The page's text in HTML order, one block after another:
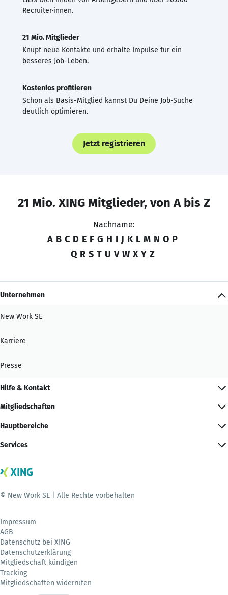
Recruiter·innen.
21 Mio. Mitglieder
Knüpf neue Kontakte und erhalte Impulse für ein
besseres Job-Leben.
Kostenlos profitieren
Schon als Basis-Mitglied kannst Du Deine Job-Suche
deutlich optimieren.
Jetzt registrieren
21 Mio. XING Mitglieder, von A bis Z
Nachname:
A B C D E F G H I J K L M N O P
Q R S T U V W X Y Z
Unternehmen
New Work SE
Karriere
Presse
Hilfe & Kontakt
Mitgliedschaften
Hauptbereiche
Services
© New Work SE | Alle Rechte vorbehalten
Impressum
AGB
Datenschutz bei XING
Datenschutzerklärung
Mitgliedschaft kündigen
Tracking
Mitgliedschaften widerrufen